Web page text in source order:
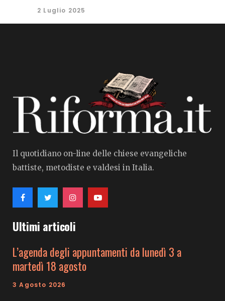
2 Luglio 2025
Il quotidiano on-line delle chiese evangeliche
battiste, metodiste e valdesi in Italia.
Ultimi articoli
L’agenda degli appuntamenti da lunedì 3 a
martedì 18 agosto
3 Agosto 2026